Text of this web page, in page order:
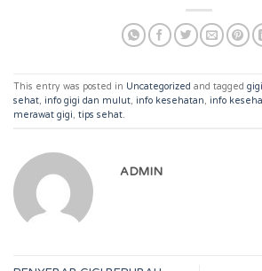
This entry was posted in Uncategorized and tagged
sehat, info gigi dan mulut, info kesehatan, info
merawat gigi, tips sehat.
ADMIN